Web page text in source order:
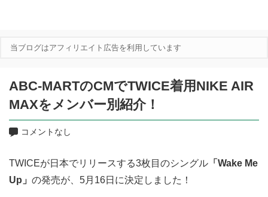
当ブログはアフィリエイト広告を利用しています
ABC-MARTのCMでTWICE着用NIKE AIR
MAXをメンバー別紹介！
コメントなし
TWICEが日本でリリースする3枚目のシングル 「Wake Me
Up」 の発売が、5月16日に決定しました！